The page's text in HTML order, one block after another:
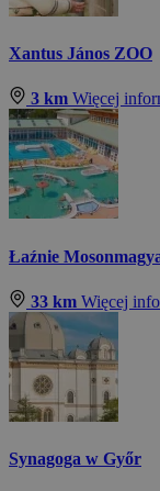
Xantus János ZOO
3 km Więcej
Łaźnie
33 km Więcej
Synagoga w Győr